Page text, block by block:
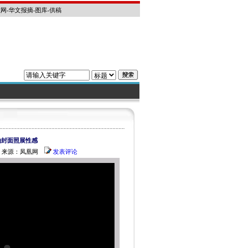
-华文报摘-图库-供稿
面照展性感
来源：凤凰网
发表评论